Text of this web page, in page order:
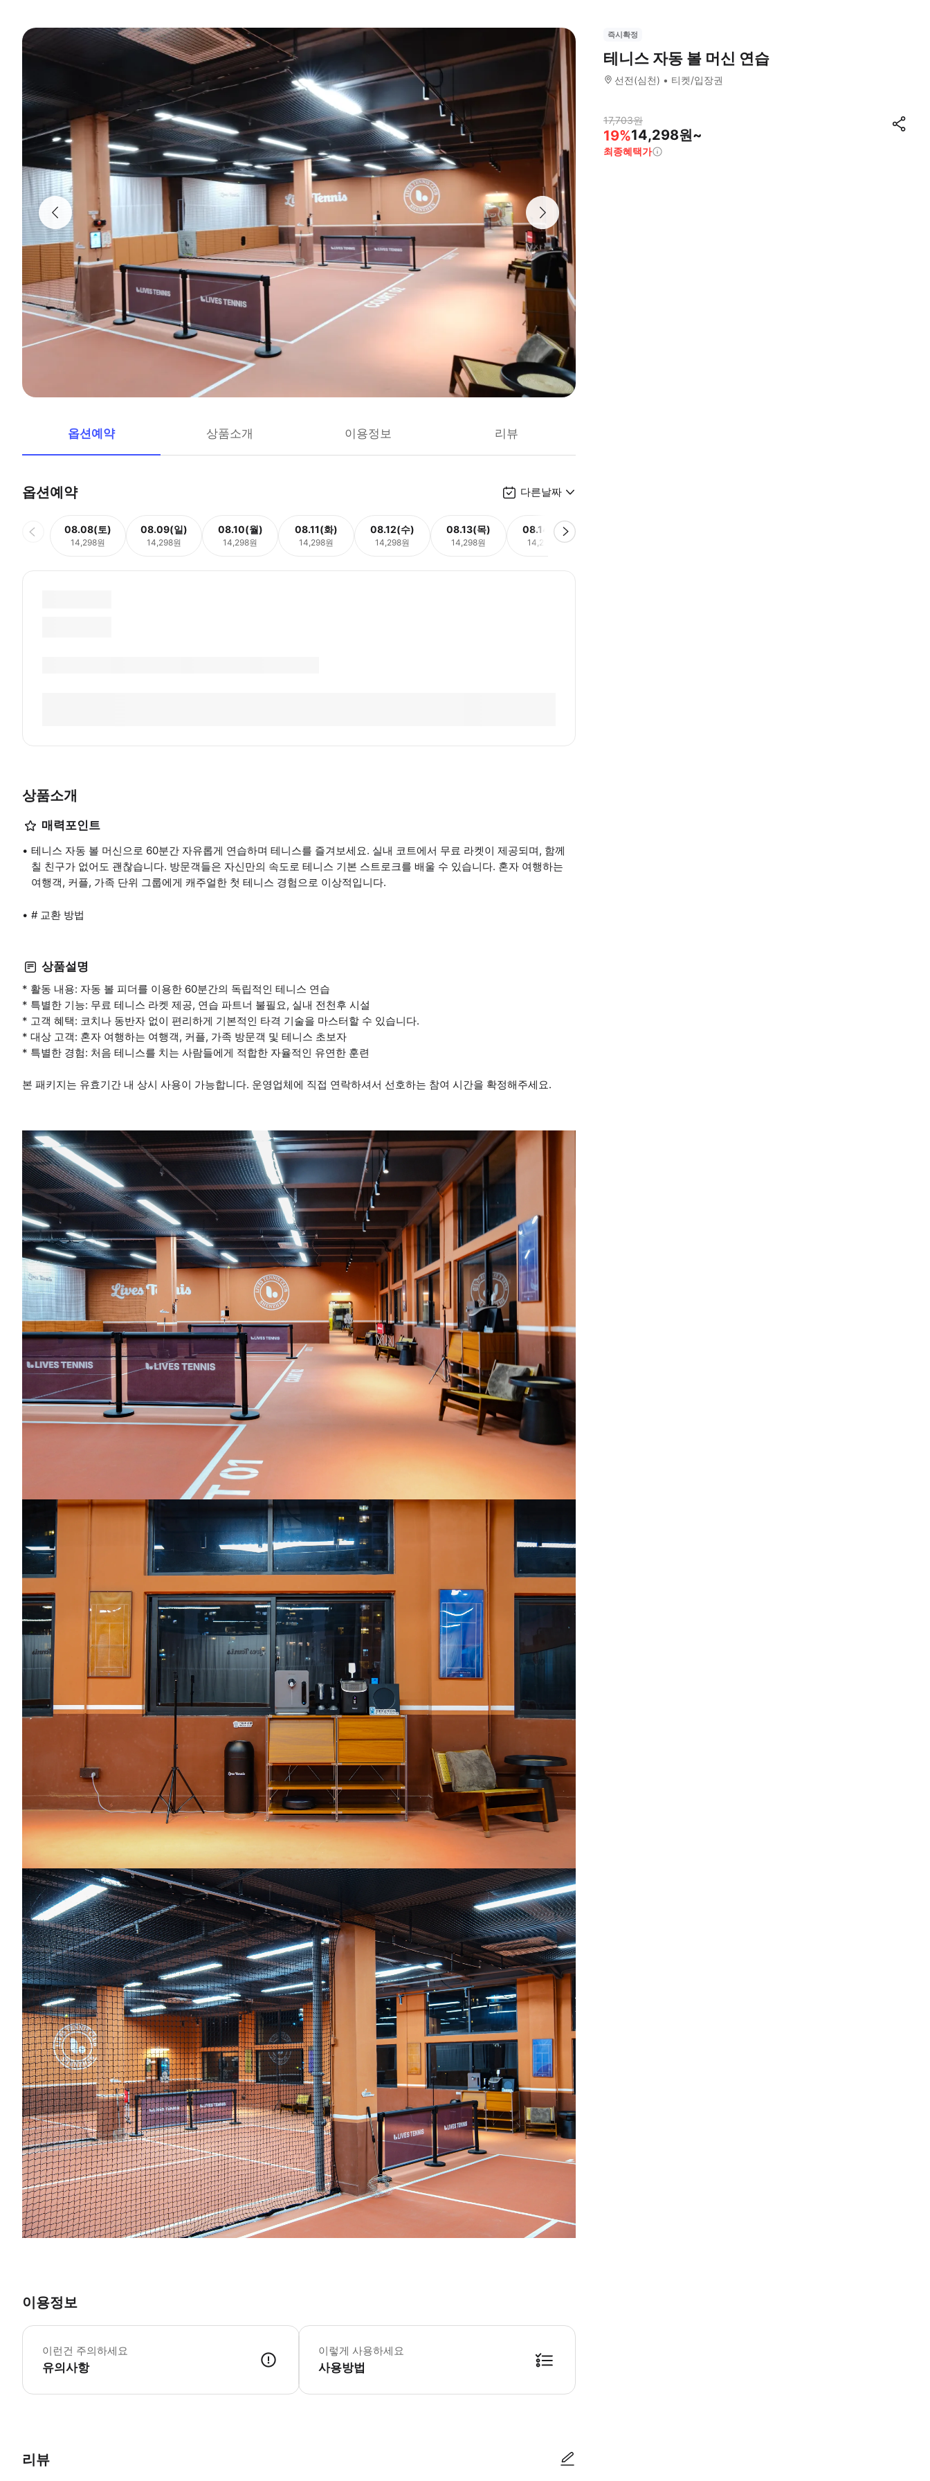
옵션예약 상품소개 이용정보 리뷰
옵션예약 다른날짜
08.08(토)
14,298원
08.09(일)
14,298원
08.10(월)
14,298원
08.11(화)
14,298원
08.12(수)
14,298원
08.13(목)
14,298원
08.14(금)
14,298원
상품소개
매력포인트
테니스 자동 볼 머신으로 60분간 자유롭게 연습하며 테니스를 즐겨보세요. 실내 코트에서 무료 라켓이 제공되며, 함께
칠 친구가 없어도 괜찮습니다. 방문객들은 자신만의 속도로 테니스 기본 스트로크를 배울 수 있습니다. 혼자 여행하는
여행객, 커플, 가족 단위 그룹에게 캐주얼한 첫 테니스 경험으로 이상적입니다.
# 교환 방법
상품설명
* 활동 내용: 자동 볼 피더를 이용한 60분간의 독립적인 테니스 연습
* 특별한 기능: 무료 테니스 라켓 제공, 연습 파트너 불필요, 실내 전천후 시설
* 고객 혜택: 코치나 동반자 없이 편리하게 기본적인 타격 기술을 마스터할 수 있습니다.
* 대상 고객: 혼자 여행하는 여행객, 커플, 가족 방문객 및 테니스 초보자
* 특별한 경험: 처음 테니스를 치는 사람들에게 적합한 자율적인 유연한 훈련
본 패키지는 유효기간 내 상시 사용이 가능합니다. 운영업체에 직접 연락하셔서 선호하는 참여 시간을 확정해주세요.
이용정보
이런건 주의하세요
유의사항
이렇게 사용하세요
사용방법
리뷰
즉시확정
테니스 자동 볼 머신 연습
선전(심천) 티켓/입장권
17,703원
19%14,298원~
최종혜택가